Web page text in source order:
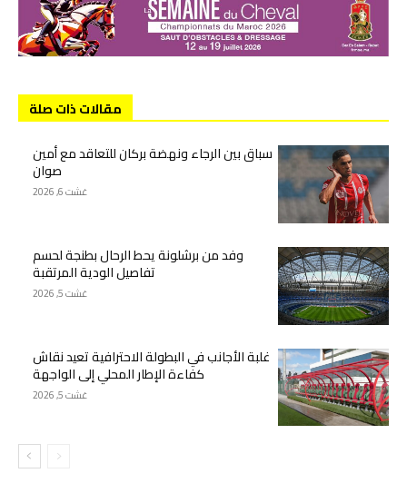
مقالات ذات صلة
سباق بين الرجاء ونهضة بركان للتعاقد مع أمين
صوان
غشت 6, 2026
وفد من برشلونة يحط الرحال بطنجة لحسم
تفاصيل الودية المرتقبة
غشت 5, 2026
غلبة الأجانب في البطولة الاحترافية تعيد نقاش
كفاءة الإطار المحلي إلى الواجهة
غشت 5, 2026